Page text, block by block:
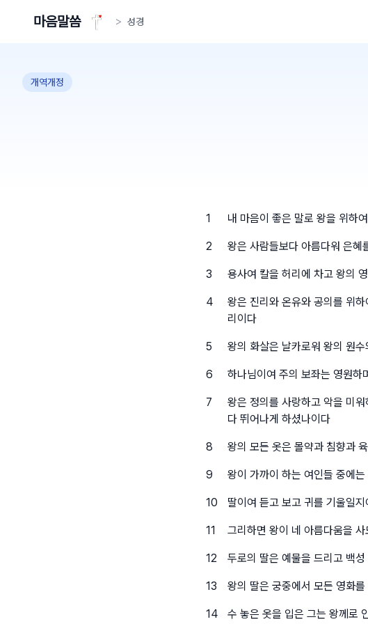
마음말씀 > 성경
개역개정
1 내 마음이 좋은 말로 왕을 위하
2 왕은 사람들보다 아름다워 은혜
3 용사여 칼을 허리에 차고 왕의
4
왕은 진리와 온유와 공의를 위
리이다
5 왕의 화살은 날카로워 왕의 원
6 하나님이여 주의 보좌는 영원하
7
왕은 정의를 사랑하고 악을 미
다 뛰어나게 하셨나이다
8 왕의 모든 옷은 몰약과 침향과
9 왕이 가까이 하는 여인들 중에
10 딸이여 듣고 보고 귀를 기울일
11 그리하면 왕이 네 아름다움을
12 두로의 딸은 예물을 드리고 백
13 왕의 딸은 궁중에서 모든 영화
14 수 놓은 옷을 입은 그는 왕께로